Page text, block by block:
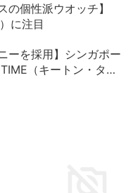
の個性派ウオッチ】
に注目
ーを採用】シンガポー
（キートン・タイ